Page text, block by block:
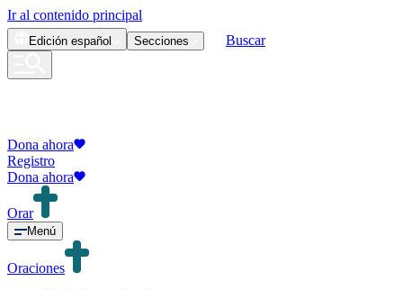
Ir al contenido principal
Edición español Secciones Buscar
Dona ahora
Registro
Dona ahora
Orar
Menú
Oraciones